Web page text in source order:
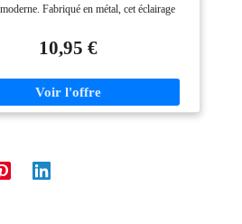
Fabriqué en métal, cet éclairage
pour une ampoule LED/GU10 jusqu'à
non fournie), ce spot mural offre un
flexible : grâce à l'éclairage mural
orientable, vous pouvez diriger la lumière
compactes & sécurité : avec ses
10,95 €